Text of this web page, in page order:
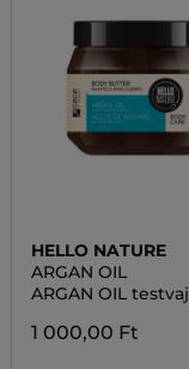
HELLO NATURE
ARGAN OIL
ARGAN OIL testvaj
1 000,00 Ft